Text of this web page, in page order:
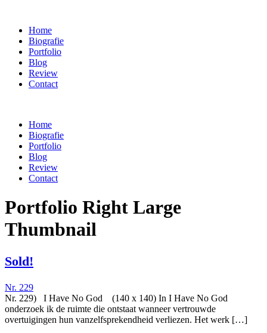
Home
Biografie
Portfolio
Blog
Review
Contact
Home
Biografie
Portfolio
Blog
Review
Contact
Portfolio Right Large
Thumbnail
Sold!
Nr. 229
Nr. 229) I Have No God (140 x 140) In I Have No God
onderzoek ik de ruimte die ontstaat wanneer vertrouwde
overtuigingen hun vanzelfsprekendheid verliezen. Het werk […]